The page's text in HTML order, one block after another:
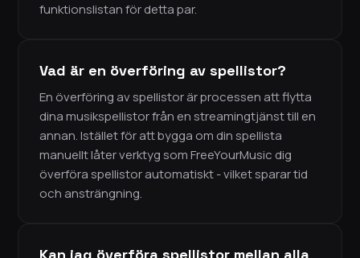
funktionslistan för detta par.
Vad är en överföring av spellistor?
En överföring av spellistor är processen att flytta
dina musikspellistor från en streamingtjänst till en
annan. Istället för att bygga om din spellista
manuellt låter verktyg som FreeYourMusic dig
överföra spellistor automatiskt - vilket sparar tid
och ansträngning.